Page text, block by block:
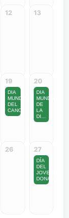
12 13
19
DIA
MUNDIAL
DEL
CANC...
20
DIA
MUNDIAL
DE
LA
DI...
26 27
DÍA
DEL
JOVEN
DONANT...